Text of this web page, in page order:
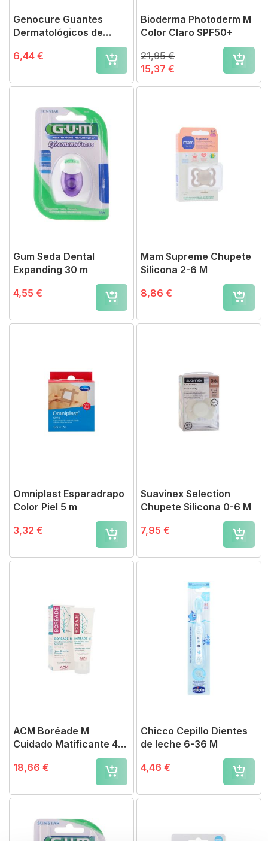
Genocure Guantes
Dermatológicos de
6,44 €
Bioderma Photoderm M
Color Claro SPF50+
15,37 €
21,95 €
Gum Seda Dental
Expanding 30 m
4,55 €
Mam Supreme Chupete
Silicona 2-6 M
8,86 €
Omniplast Esparadrapo
Color Piel 5 m
3,32 €
Suavinex Selection
Chupete Silicona 0-6 M
7,95 €
ACM Boréade M
Cuidado Matificante 40
18,66 €
Chicco Cepillo Dientes
de leche 6-36 M
4,46 €